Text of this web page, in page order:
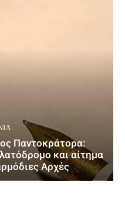
Παντοκράτορα:
και αίτημα
Αρχές